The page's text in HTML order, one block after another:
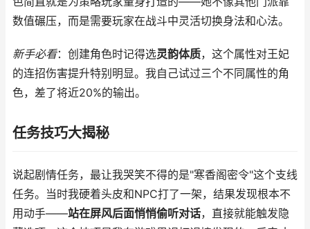
数值碾压，而是需要玩家在战斗中灵活切换身法和心法。
新手必看：创建角色时记得选灵韵体质，这个属性对王妃
的连招伤害提升特别明显。我自己试过三个不同属性的角
色，差了将近20%的输出。
任务技巧大揭秘
说起剧情任务，最让我哭笑不得的是"寒香阁密令"这个支线
任务。当时我硬着头皮和NPC打了一架，结果发现根本不
用动手——站在屏风后面悄悄偷听对话，直接就能触发隐